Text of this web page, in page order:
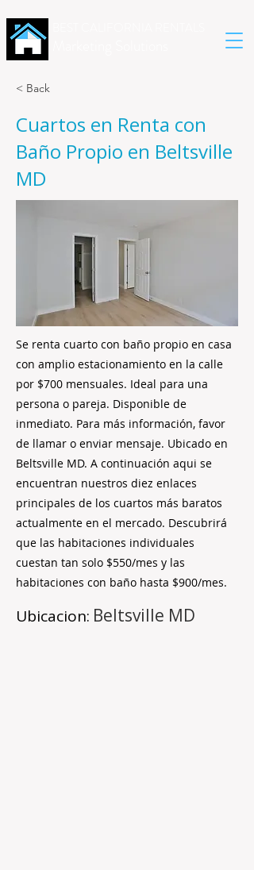
< Back
Cuartos en Renta con
Baño Propio en Beltsville
MD
Se renta cuarto con baño propio en casa
con amplio estacionamiento en la calle
por $700 mensuales. Ideal para una
persona o pareja. Disponible de
inmediato. Para más información, favor
de llamar o enviar mensaje. Ubicado en
Beltsville MD. A continuación aqui se
encuentran nuestros diez enlaces
principales de los cuartos más baratos
actualmente en el mercado. Descubrirá
que las habitaciones individuales
cuestan tan solo $550/mes y las
habitaciones con baño hasta $900/mes.
Ubicacion: Beltsville MD